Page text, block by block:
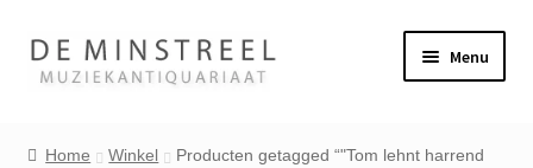
Ga
door
Ga
naar
Menu
Home Winkel
Producten getagged “"Tom lehnt harrend